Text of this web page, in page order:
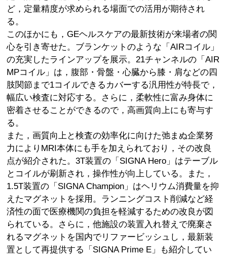
ど，定量精度が求められる場面での活用が期待され
る。
このほかにも，GEヘルスケアの最新技術が来場者の関
心を引き寄せた。ブランケットのような「AIRコイル」
の充実したラインアップを展示。21チャンネルの「AIR
MPコイル」は，腹部・骨盤・心臓から膝・肩などの四
肢関節まで1コイルできるカバーする汎用性が特長で，
幅広い検査に対応する。さらに，柔軟性に富み身体に
密着させることができるので，高画質向上にも寄与す
る。
また，画質向上と検査の効率化に向けた弛まぬ企業努
力によりMRI本体にも手を加えられており，その改良
点が紹介された。3T装置の「SIGNA Hero」はテーブル
とコイルが刷新され，操作性が向上している。また，
1.5T装置の「SIGNA Champion」はヘリウム消費量を抑
えたマグネットを採用。ランニングコスト削減など経
済性の面で医療機関の負担を軽減するための改良が図
られている。さらに，他施設の装置入れ替えで廃棄さ
れるマグネットを国内でリファービッシュし，最新装
置として再提供する「SIGNA Prime E」も紹介してい